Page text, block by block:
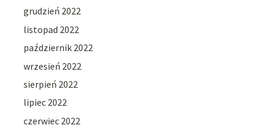
grudzień 2022
listopad 2022
październik 2022
wrzesień 2022
sierpień 2022
lipiec 2022
czerwiec 2022